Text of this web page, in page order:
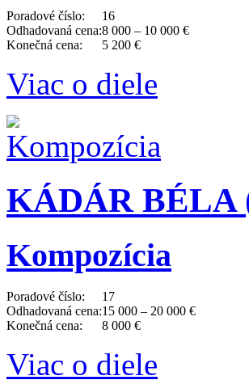
Poradové číslo:
16
Odhadovaná cena:8 000 – 10 000 €
Konečná cena:
5 200 €
Viac o diele
KÁDÁR BÉLA
Kompozícia
Poradové číslo:
17
Odhadovaná cena:15 000 – 20 000 €
Konečná cena:
8 000 €
Viac o diele